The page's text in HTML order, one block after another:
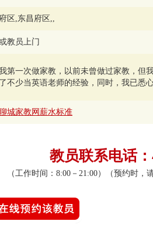
区,东昌府区,,
教员上门
第一次做家教，以前未曾做过家教，但
不少当英语老师的经验，同时，我已悉
城家教网薪水标准
教员联系电话
（工作时间：8:00－21:00）（预约时，